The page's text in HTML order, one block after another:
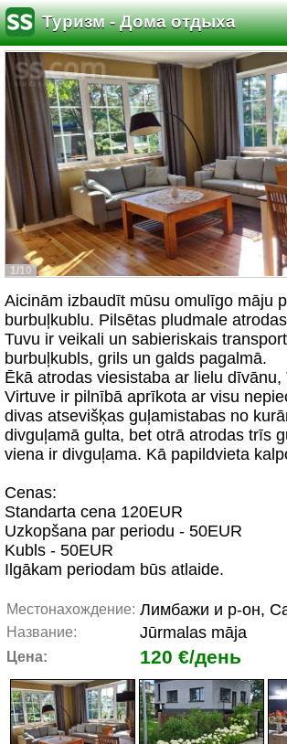
Туризм - Дома отдыха
1/10
Aicinām izbaudīt mūsu omulīgo māju
burbuļkublu. Pilsētas pludmale
Tuvu ir veikali un sabieriskais
burbuļkubls, grils un galds pagalmā.
Ēkā atrodas viesistaba ar lielu dīvānu,
Virtuve ir pilnībā aprīkota ar visu
divas atsevišķas guļamistabas no
divguļamā gulta, bet otrā atrodas trīs
viena ir divguļama. Kā papildvieta
Cenas:
Standarta cena 120EUR
Uzkopšana par periodu - 50EUR
Kubls - 50EUR
Ilgākam periodam būs atlaide.
Местонахождение: Лимбажи и р-он,
Название: Jūrmalas māja
Цена: 120 €/день